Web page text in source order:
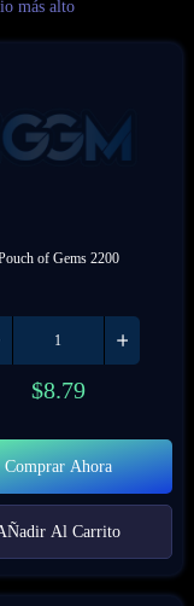
más alto
of Gems 2200
$8.79
Comprar Ahora
Al Carrito